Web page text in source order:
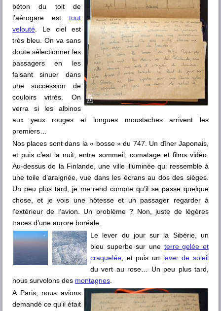
béton du toit de
l’aérogare est tout
velouté. Le ciel est
très bleu. On va sans
doute sélectionner les
passagers en les
faisant sinuer dans
une succession de
couloirs vitrés. On
verra si les albinos
aux yeux rouges et longues moustaches arrivent les
premiers…
Nos places sont dans la « bosse » du 747. Un dîner Japonais,
et puis c’est la nuit, entre sommeil, comatage et films vidéo.
Au-dessus de la Finlande, une ville illuminée qui ressemble à
une toile d’araignée, vue dans les écrans au dos des sièges.
Un peu plus tard, je me rend compte qu’il se passe quelque
chose, et je vois une hôtesse et un passager regarder à
l’extérieur de l’avion. Un problème ? Non, juste de légères
traces d’une aurore boréale.
Le lever du jour sur la Sibérie, un
bleu superbe sur une terre gelée et
craquelée, et puis un lever de soleil
du vert au rose… Un peu plus tard,
nous survolons des montagnes.
A Paris, nous avions
demandé ce qu’il était